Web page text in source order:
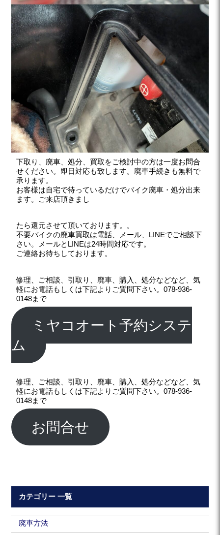
下取り、廃車、処分、買取をご検討中の方は一度お問合
せください。即日対応も致します。廃車手続きも無料で
承ります。
お客様は自宅で待っているだけでバイク廃車・処分出来
ます。ご来店頂きまし
たら還元させて頂いております。。
不要バイクの廃車買取は電話、メール、LINEでご相談下
さい。メールとLINEは24時間対応です。
ご連絡お待ちしております。
修理、ご相談、引取り、廃車、購入、処分などなど、気
軽にお電話もしくは下記よりご質問下さい。078-936-
0148まで
ミヤコオート予約システ
ム
修理、ご相談、引取り、廃車、購入、処分などなど、気
軽にお電話もしくは下記よりご質問下さい。078-936-
0148まで
お問合せ
カテゴリー 一覧
廃車方法